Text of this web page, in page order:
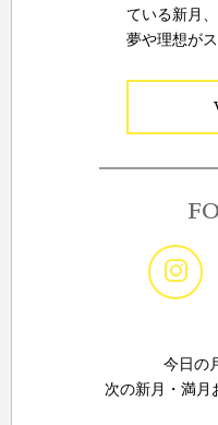
ている新月
夢や理想が
今日の
次の新月・満月